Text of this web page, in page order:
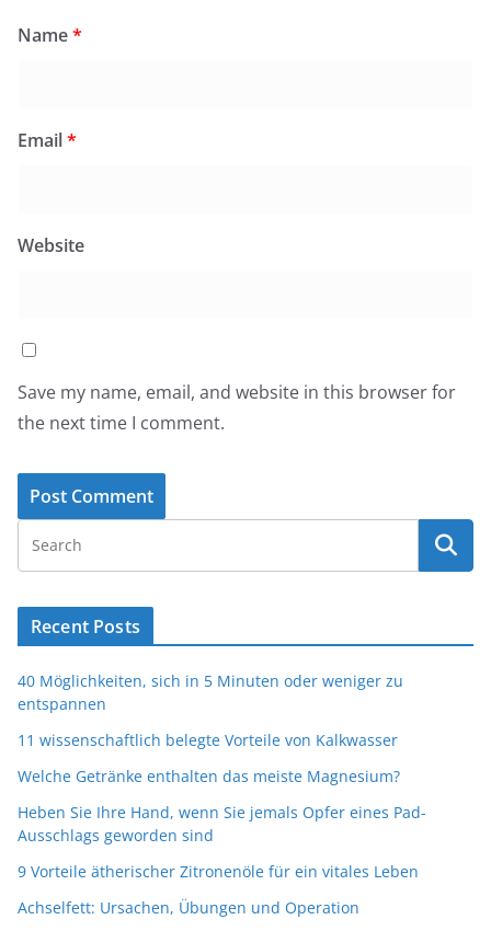
Name*
Email*
Website
Save my name, email, and website in this browser for
the next time I comment.
Recent Posts
40 Möglichkeiten, sich in 5 Minuten oder weniger zu
entspannen
11 wissenschaftlich belegte Vorteile von Kalkwasser
Welche Getränke enthalten das meiste Magnesium?
Heben Sie Ihre Hand, wenn Sie jemals Opfer eines Pad-
Ausschlags geworden sind
9 Vorteile ätherischer Zitronenöle für ein vitales Leben
Achselfett: Ursachen, Übungen und Operation